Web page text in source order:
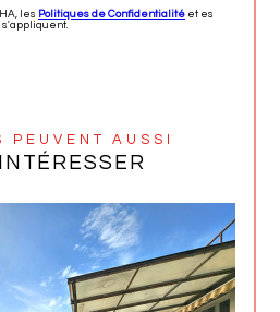
les Politiques de Confidentialité et es
PEUVENT AUSSI